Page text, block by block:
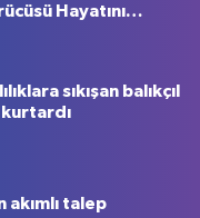
Hayatını
sıkışan balıkçıl
talep